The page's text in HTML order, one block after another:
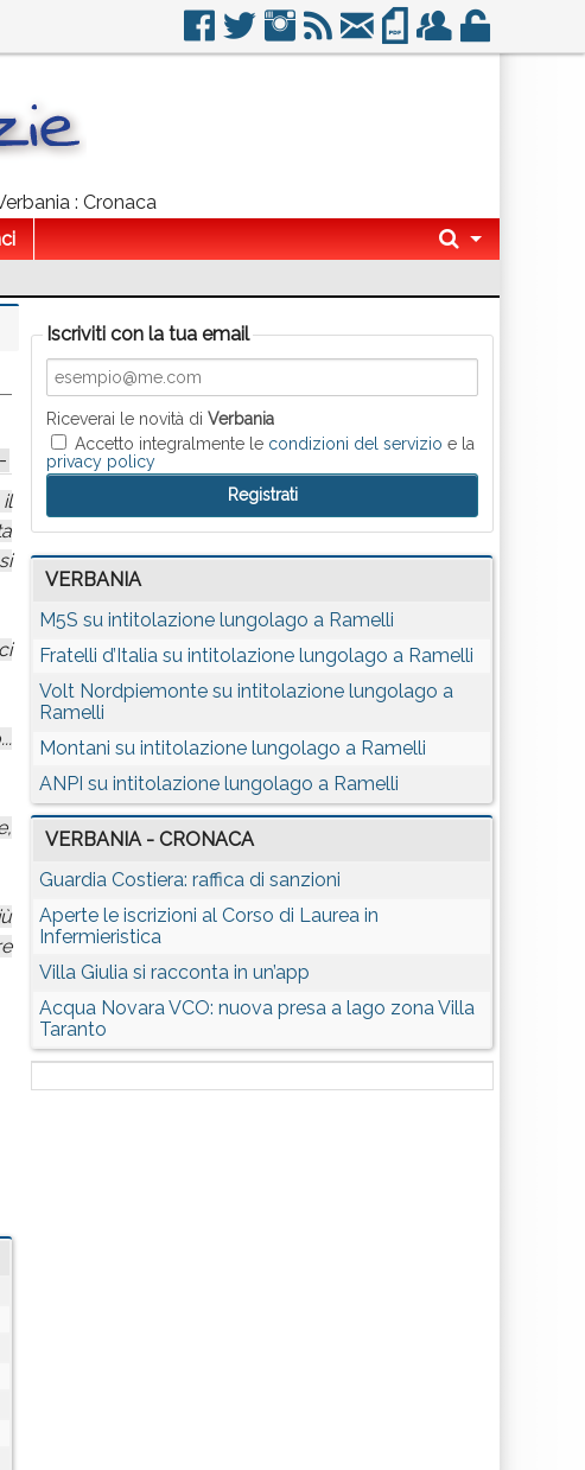
: Cronaca
Iscriviti con la tua email
Riceverai le novità diVerbania
Accetto integralmente le condizioni del servizio e la
privacy policy
VERBANIA
M5S su intitolazione lungolago a Ramelli
Fratelli d’Italia su intitolazione lungolago a Ramelli
Volt Nordpiemonte su intitolazione lungolago a
Ramelli
Montani su intitolazione lungolago a Ramelli
ANPI su intitolazione lungolago a Ramelli
VERBANIA - CRONACA
Guardia Costiera: raffica di sanzioni
Aperte le iscrizioni al Corso di Laurea in
Infermieristica
Villa Giulia si racconta in un’app
Acqua Novara VCO: nuova presa a lago zona Villa
Taranto